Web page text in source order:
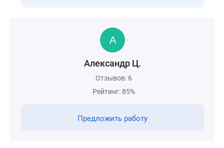
Александр Ц.
Отзывов: 6
Рейтинг: 85%
Предложить работу